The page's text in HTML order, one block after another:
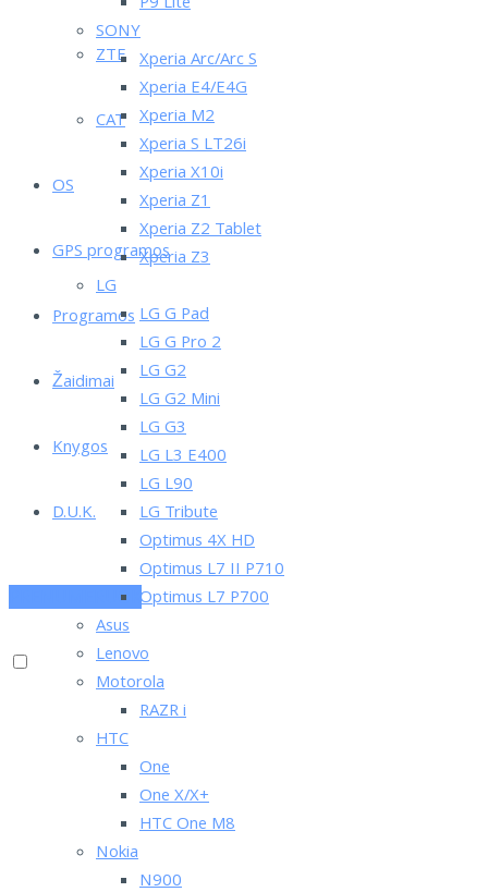
ZTE
CAT
OS
GPS programos
Programos
Žaidimai
Knygos
D.U.K.
PRENUMERUOK
SONY
Xperia Arc/Arc S
Xperia E4/E4G
Xperia M2
Xperia S LT26i
Xperia X10i
Xperia Z1
Xperia Z2 Tablet
Xperia Z3
LG
LG G Pad
LG G Pro 2
LG G2
LG G2 Mini
LG G3
LG L3 E400
LG L90
LG Tribute
Optimus 4X HD
Optimus L7 II P710
Optimus L7 P700
Asus
Lenovo
Motorola
RAZR i
HTC
One
One X/X+
HTC One M8
Nokia
N900